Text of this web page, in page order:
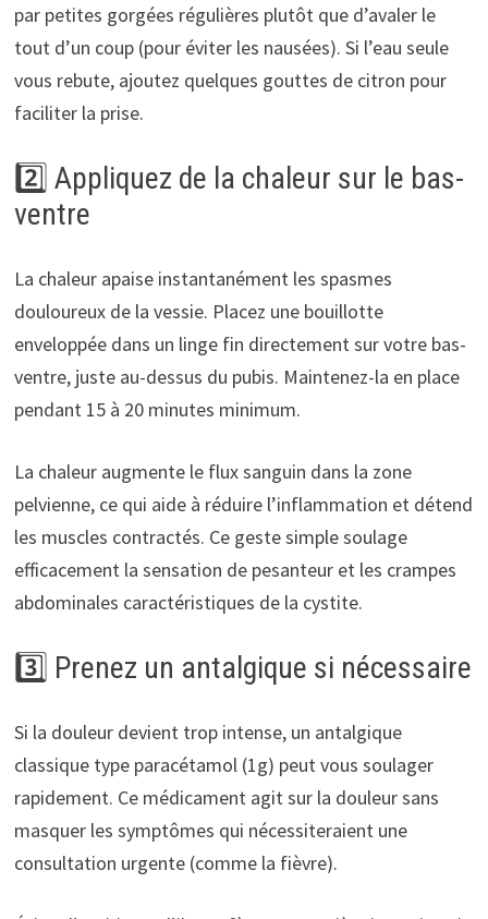
par petites gorgées régulières plutôt que d’avaler le
tout d’un coup (pour éviter les nausées). Si l’eau seule
vous rebute, ajoutez quelques gouttes de citron pour
faciliter la prise.
2️⃣ Appliquez de la chaleur sur le bas-
ventre
La chaleur apaise instantanément les spasmes
douloureux de la vessie. Placez une bouillotte
enveloppée dans un linge fin directement sur votre bas-
ventre, juste au-dessus du pubis. Maintenez-la en place
pendant 15 à 20 minutes minimum.
La chaleur augmente le flux sanguin dans la zone
pelvienne, ce qui aide à réduire l’inflammation et détend
les muscles contractés. Ce geste simple soulage
efficacement la sensation de pesanteur et les crampes
abdominales caractéristiques de la cystite.
3️⃣ Prenez un antalgique si nécessaire
Si la douleur devient trop intense, un antalgique
classique type paracétamol (1g) peut vous soulager
rapidement. Ce médicament agit sur la douleur sans
masquer les symptômes qui nécessiteraient une
consultation urgente (comme la fièvre).